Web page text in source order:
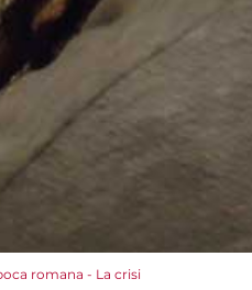
romana - La crisi